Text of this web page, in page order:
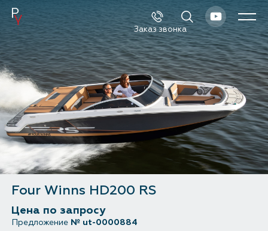
Заказ звонка
Каталог
Поиск
Новые катера и яхты
Б/у катера и яхты
Спецпредложения
Four Winns HD200 RS
Цена по запросу
Предложение № ut-0000884